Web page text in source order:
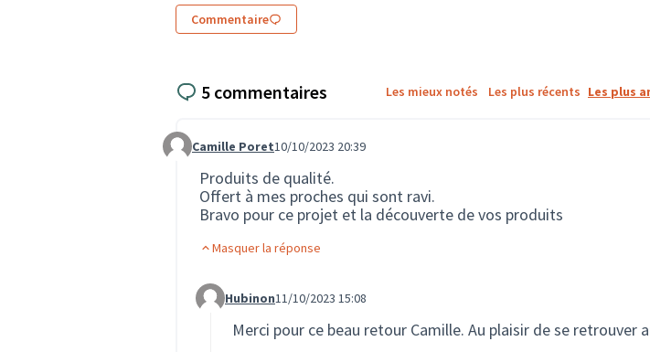
Commentaire
5 commentaires Les mieux notés Les plus récents Les plus
Commentaire 1779
Camille Poret10/10/2023 20:39
Produits de qualité.
Offert à mes proches qui sont ravi.
Bravo pour ce projet et la découverte de vos produits
Masquer la réponse
Commentaire 1791 (réponse au commentaire 1779)
Hubinon11/10/2023 15:08
Merci pour ce beau retour Camille. Au plaisir de se retrouver